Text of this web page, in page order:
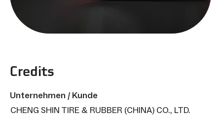
Credits
Unternehmen / Kunde
CHENG SHIN TIRE & RUBBER (CHINA) CO., LTD.